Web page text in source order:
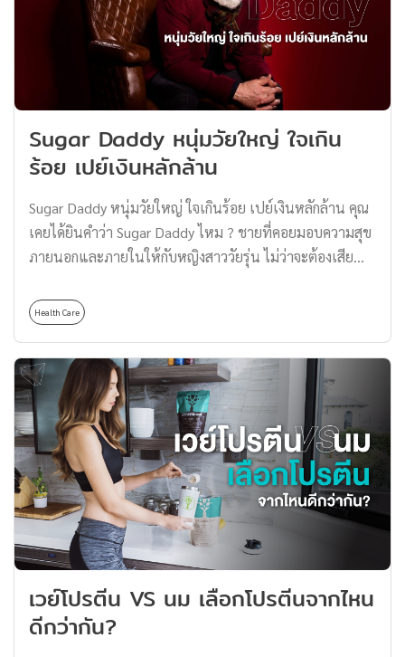
หลายสายพันธุ์ แต่ในประเทศไทยมักพบมากในแถบพื้นที่
ภาคกลาง และพื้นที่ป่าธรรมชาติของภาคใต้ โดยกลุ่มคนทำ
ไร่ทำนาจะนิยมนำส่วนใบของพืชกระท่อมมาเคี้ยวสด หรือ
ต้มเป็นชา ถูกใช้ในลักษณะยาสมุนไพรท้องถิ่น เพื่อกระตุ้น
ให้ทำงานได้แบบไม่เมื่อยล้า เพราะพืชกระท่อมจะออกฤทธิ์
คล้ายกับแอมเฟตามีน กระตุ้นประสาทให้ทำงานได้มากขึ้น
สารสำคัญในใบกระท่อม ประกอบด้วย แอลคาลอยด์
นีน (Mitragynine) ร้อยละ 0.25 ที่เหลือเป็น Speciogynine,
Paynanthine, Speciociliatine ตามลำดับ ซึ่งชนิดและปริ
มาณแอลคาลอยด์ที่พบจะแตกต่างกันไปตามสถานที่ และ
Sugar Daddy หนุ่มวัยใหญ่ ใจเกิน
ร้อย เปย์เงินหลักล้าน
Sugar Daddy หนุ่มวัยใหญ่ ใจเกินร้อย เปย์เงินหลักล้าน คุณ
เคยได้ยินคำว่า Sugar Daddy ไหม ? ชายที่คอยมอบความสุข
ภายนอกและภายในให้กับหญิงสาววัยรุ่น ไม่ว่าจะต้องเสีย
มาเล่าให้ฟังครับ Sugar Daddy คือใคร ? ชายวัยกลางคนขึ้น
ไปที่มีเงินเยอะพอจะสามารถเสกสร้างสิ่งที่สาว ๆ ต้องการมา
ได้เพียงชั่วพริบตา ขอเพียงความสัมพันธ์อันแนบซึ้ง แค่นี้ก็
พอแล้วสำหรับผู้ชายที่ได้ชื่อว่าเป็น ‘Sugar Daddy’ และ
อาชีพนี้เป็นที่นิยม รวมทั้งเป็นที่สนใจอย่างมากในกลุ่มหมู่วัย
รุ่นที่เรียนตนเองว่า ‘Sugar Baby’ Sugar Baby คือใคร ?
Sugar Baby คือ คำที่ใช้เรียกหญิงสาว ที่คอยสร้างความสุข
และความสัมพันธ์ที่ดีกับเหล่า Sugar Daddy เพื่อแลกกับเงิน
ทอง หรือสิ่งของที่ตนเองปรารถนา ส่วนใหญ่แล้วจะเป็น
นักศึกษาสาวอายุประมาณ 18-27 ปี ที่ต้องการเงินเพื่อมาใช้
เรียนมากกว่าอาชีพอื่น ๆ และในบางครั้ง Sugar Baby ก็
สามารถเป็นผู้ชายได้เช่นกัน การทำงานของ Sugar […]
Health Care
เวย์โปรตีน VS นม เลือกโปรตีนจากไหน
ดีกว่ากัน?